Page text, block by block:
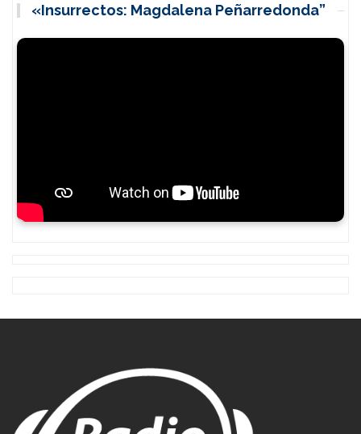
«Insurrectos: Magdalena Peñarredonda”